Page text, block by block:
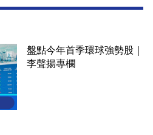
盤點今年首季環球強勢股｜
李聲揚專欄